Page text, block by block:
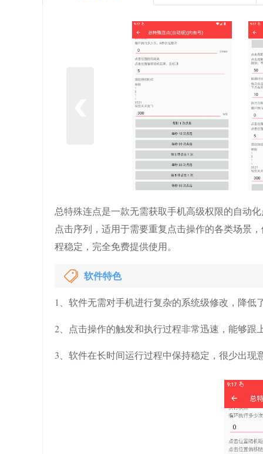
总特殊连点是一款无需获取手机高级权限的自动
点击序列，适用于需要重复点击操作的各类场景
程稳定，完全免费提供使用。
软件特色
1、软件无需对手机进行复杂的系统级修改，降低
2、点击操作的触发和执行过程非常迅速，能够跟
3、软件在长时间运行过程中保持稳定，很少出现